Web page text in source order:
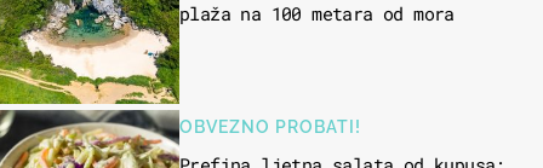
plaža na 100 metara od mora
OBVEZNO PROBATI!